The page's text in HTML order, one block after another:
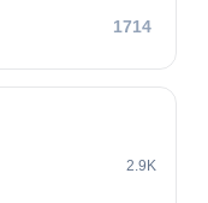
1714
2.9K